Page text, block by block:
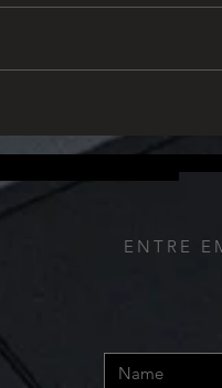
e durabilidade.
ENTRE